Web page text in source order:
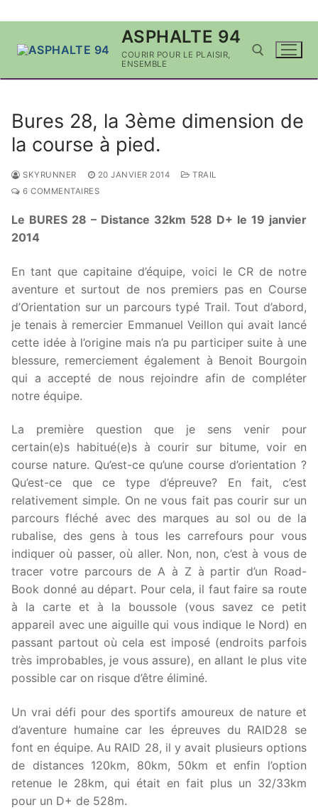
ASPHALTE 94
COURIR POUR LE PLAISIR,
ENSEMBLE
Bures 28, la 3ème dimension de
la course à pied.
SKYRUNNER 20 JANVIER 2014
TRAIL
6 COMMENTAIRES
Le BURES 28 – Distance 32km 528 D+ le 19 janvier
2014
En tant que capitaine d’équipe, voici le CR de notre
aventure et surtout de nos premiers pas en Course
d’Orientation sur un parcours typé Trail. Tout d’abord,
je tenais à remercier Emmanuel Veillon qui avait lancé
cette idée à l’origine mais n’a pu participer suite à une
blessure, remerciement également à Benoit Bourgoin
qui a accepté de nous rejoindre afin de compléter
notre équipe.
La première question que je sens venir pour
certain(e)s habitué(e)s à courir sur bitume, voir en
course nature. Qu’est-ce qu’une course d’orientation ?
Qu’est-ce que ce type d’épreuve? En fait, c’est
relativement simple. On ne vous fait pas courir sur un
parcours fléché avec des marques au sol ou de la
rubalise, des gens à tous les carrefours pour vous
indiquer où passer, où aller. Non, non, c’est à vous de
tracer votre parcours de A à Z à partir d’un Road-
Book donné au départ. Pour cela, il faut faire sa route
à la carte et à la boussole (vous savez ce petit
appareil avec une aiguille qui vous indique le Nord) en
passant partout où cela est imposé (endroits parfois
très improbables, je vous assure), en allant le plus vite
possible car on risque d’être éliminé.
Un vrai défi pour des sportifs amoureux de nature et
d’aventure humaine car les épreuves du RAID28 se
font en équipe. Au RAID 28, il y avait plusieurs options
de distances 120km, 80km, 50km et enfin l’option
retenue le 28km, qui était en fait plus un 32/33km
pour un D+ de 528m.